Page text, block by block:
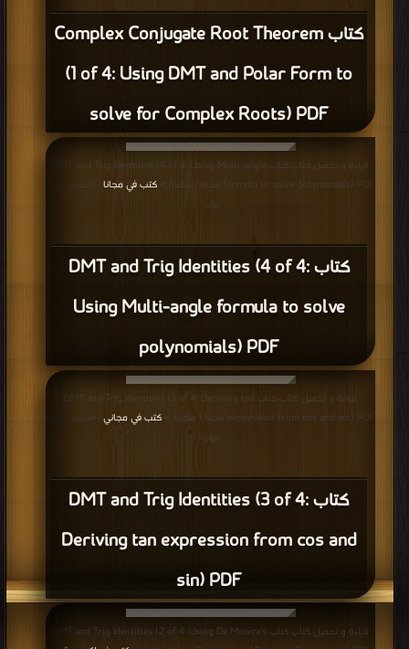
كتاب Complex Conjugate Root Theorem
(1 of 4: Using DMT and Polar Form to
solve for Complex Roots) PDF
كتاب DMT and Trig Identities (4 of 4:
Using Multi-angle formula to solve
polynomials) PDF
قراءة و تحميل كتاب كتاب DMT and Trig Identities (4 of 4: Using Multi-angle
formula to solve polynomials) PDF مجانا | مكتبة >
كتب في مجانا | التحميل : مرة/
مرات
كتاب DMT and Trig Identities (3 of 4:
Deriving tan expression from cos and
sin) PDF
قراءة و تحميل كتاب كتاب DMT and Trig Identities (3 of 4: Deriving tan
expression from cos and sin) PDF مجانا | مكتبة >
كتب في مجاني | التحميل : مرة/
مرات
قراءة و تحميل كتاب كتاب DMT and Trig Identities (2 of 4: Using De Moivre's